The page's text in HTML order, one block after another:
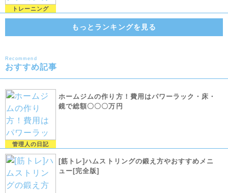
トレーニング
もっとランキングを見る
Recommend
おすすめ記事
管理人の日記
ホームジムの作り方！費用はパワーラック・床・
鏡で総額〇〇〇万円
[筋トレ]ハムストリングの鍛え方やおすすめメニ
ュー[完全版]